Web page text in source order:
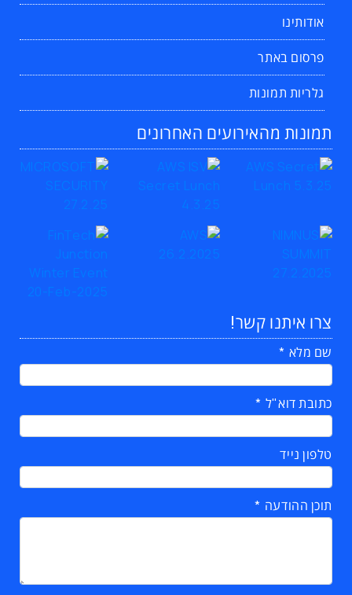
אודותינו
פרסום באתר
גלריות תמונות
תמונות מהאירועים האחרונים
צרו איתנו קשר!
שם מלא
כתובת דוא"ל
טלפון נייד
תוכן ההודעה